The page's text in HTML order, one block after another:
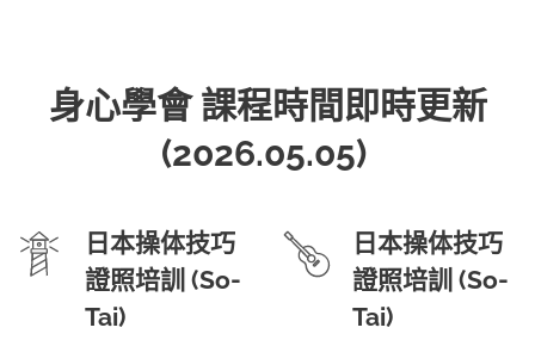
身心學會 課程時間即時更新
(2026.05.05)
日本操体技巧
證照培訓 (So-
Tai)
日本操体技巧
證照培訓 (So-
Tai)